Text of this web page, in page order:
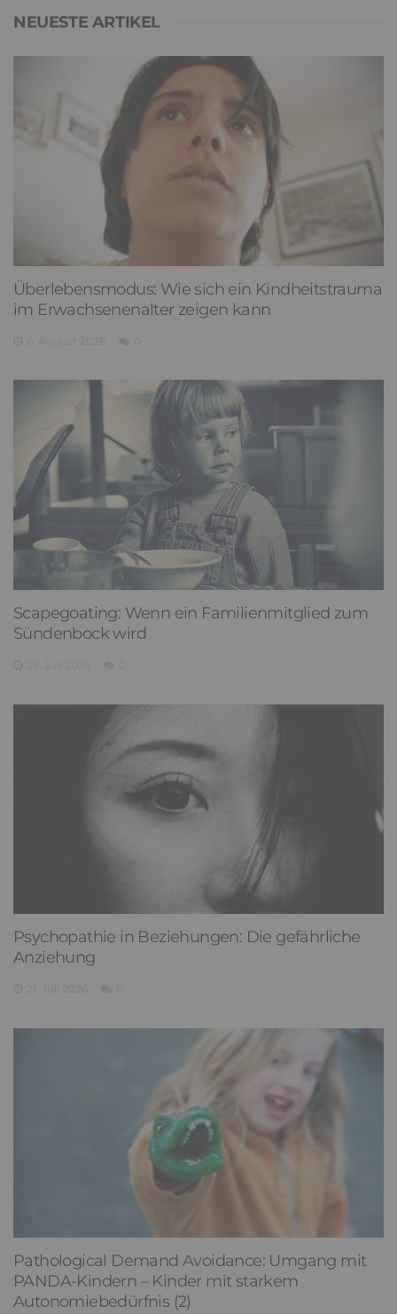
NEUESTE ARTIKEL
Überlebensmodus: Wie sich ein Kindheitstrauma
im Erwachsenenalter zeigen kann
Scapegoating: Wenn ein Familienmitglied zum
Sündenbock wird
Psychopathie in Beziehungen: Die gefährliche
Anziehung
Pathological Demand Avoidance: Umgang mit
PANDA-Kindern – Kinder mit starkem
Autonomiebedürfnis (2)